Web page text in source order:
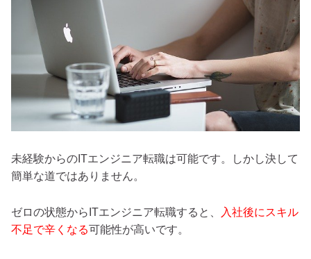
未経験からのITエンジニア転職は可能です。しかし決して
簡単な道ではありません。
ゼロの状態からITエンジニア転職すると、
入社後にスキル
不足で辛くなる可能性が高いです。